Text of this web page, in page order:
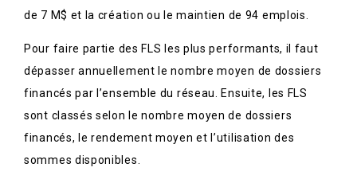
de 7 M$ et la création ou le maintien de 94 emplois.
Pour faire partie des FLS les plus performants, il faut
dépasser annuellement le nombre moyen de dossiers
financés par l’ensemble du réseau. Ensuite, les FLS
sont classés selon le nombre moyen de dossiers
financés, le rendement moyen et l’utilisation des
sommes disponibles.